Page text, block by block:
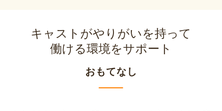
キャストがやりがいを持って
働ける環境をサポート
おもてなし